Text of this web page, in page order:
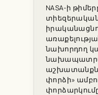
NASA-ի
նախորդող
փորձի»